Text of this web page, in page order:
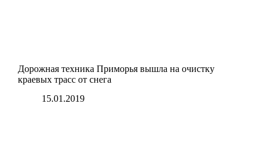
Дорожная техника Приморья вышла на очистку
краевых трасс от снега
15.01.2019